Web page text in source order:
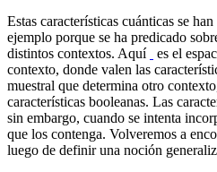
Estas características cuánticas se
ejemplo porque se ha predicado
distintos contextos. Aquí
es el
contexto, donde valen las
muestral que determina otro
características booleanas. Las
sin embargo, cuando se intenta
que los contenga. Volveremos a
luego de definir una noción